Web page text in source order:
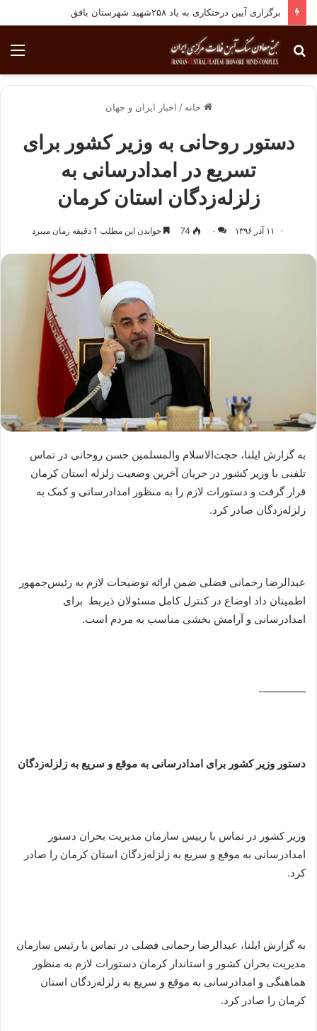
برگزاری آیین درختکاری به یاد ۲۵۸شهید شهرستان بافق
جستجو
برای
خانه / اخبار ایران و جهان
دستور روحانی به وزیر کشور برای
تسریع در امدادرسانی به
زلزله‌زدگان استان کرمان
۱۱ آذر ۱۳۹۶ ۰ 74 خواندن این مطلب 1 دقیقه زمان میبرد
به گزارش ایلنا، حجت‌الاسلام والمسلمین حسن روحانی در تماس
تلفنی با وزیر کشور در جریان آخرین وضعیت زلزله استان کرمان
قرار گرفت و دستورات لازم را به منظور امدادرسانی و کمک به
زلزله‌زدگان صادر کرد.
عبدالرضا رحمانی فضلی ضمن ارائه توضیحات لازم به رئیس‌جمهور
اطمینان داد اوضاع در کنترل کامل مسئولان ذیربط برای
امدادرسانی و آرامش بخشی مناسب به مردم است.
————-
دستور وزیر کشور برای امدادرسانی به موقع و سریع به زلزله‌زدگان
وزیر کشور در تماس با رییس سازمان مدیریت بحران دستور
امدادرسانی به موقع و سریع به زلزله‌زدگان استان کرمان را صادر
کرد.
به گزارش ایلنا، عبدالرضا رحمانی فضلی در تماس با رئیس سازمان
مدیریت بحران کشور و استاندار کرمان دستورات لازم به منظور
هماهنگی و امدادرسانی به موقع و سریع به زلزله‌زدگان استان
کرمان را صادر کرد.